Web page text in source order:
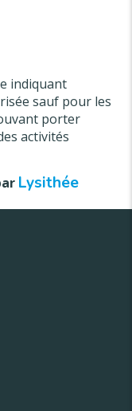
indiquant
sauf pour les
porter
activités
Lysithée